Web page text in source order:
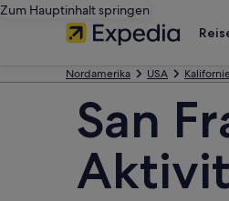
Zum Hauptinhalt springen
Nordamerika USA
San